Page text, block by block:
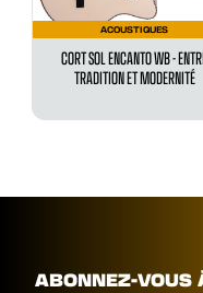
ACOUSTIQUES
CORT SOL ENCANTO WB -
TRADITION ET MODERNITÉ
ABONNEZ-VOUS